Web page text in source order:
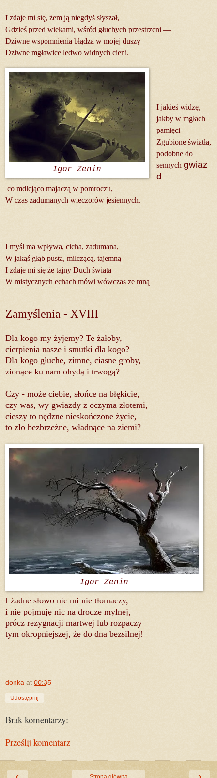
I zdaje mi się, żem ją niegdyś słyszał,
Gdzieś przed wiekami, wśród głuchych przestrzeni —
Dziwne wspomnienia błądzą w mojej duszy
Dziwne mgławice ledwo widnych cieni.
Igor Zenin
I jakieś widzę,
jakby w mgłach
pamięci
Zgubione światła,
podobne do
sennych gwiaz
d
co mdlejąco majaczą w pomroczu,
W czas zadumanych wieczorów jesiennych.
I myśl ma wpływa, cicha, zadumana,
W jakąś głąb pustą, milczącą, tajemną —
I zdaje mi się że tajny Duch świata
W mistycznych echach mówi wówczas ze mną
Zamyślenia - XVIII
Dla kogo my żyjemy? Te żałoby,
cierpienia nasze i smutki dla kogo?
Dla kogo głuche, zimne, ciasne groby,
zionące ku nam ohydą i trwogą?
Czy - może ciebie, słońce na błękicie,
czy was, wy gwiazdy z oczyma złotemi,
cieszy to nędzne nieskończone życie,
to zło bezbrzeżne, władnące na ziemi?
Igor Zenin
I żadne słowo nic mi nie tłomaczy,
i nie pojmuję nic na drodze mylnej,
prócz rezygnacji martwej lub rozpaczy
tym okropniejszej, że do dna bezsilnej!
donka at 00:35
Udostępnij
Brak komentarzy:
Prześlij komentarz
Strona główna